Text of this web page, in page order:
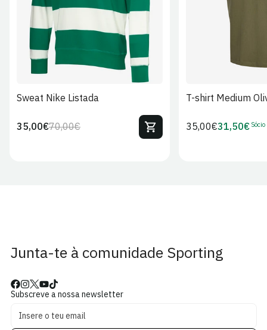
Sweat Nike Listada
Preço
70,00€Preço
35,00€
T-shirt Medium
Preço
35,00€Preço
31,50€ Sócio
Junta-te à comunidade Sporting
Subscreve a nossa newsletter